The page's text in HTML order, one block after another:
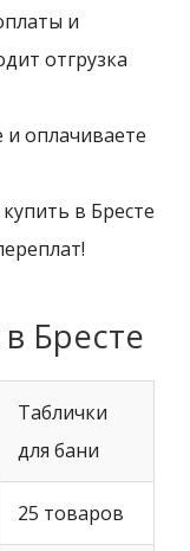
и
отгрузка
оплачиваете
в Бресте
Бресте
Таблички
для бани
25 товаров